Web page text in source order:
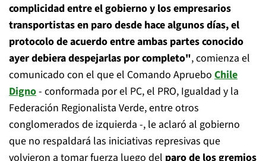
complicidad entre el gobierno y los empresarios
transportistas en paro desde hace algunos días, el
protocolo de acuerdo entre ambas partes conocido
ayer debiera despejarlas por completo", comienza el
comunicado con el que el Comando Apruebo Chile
Digno- conformada por el PC, el PRO, Igualdad y la
Federación Regionalista Verde, entre otros
conglomerados de izquierda -, le aclaró al gobierno
que no respaldará las iniciativas represivas que
volvieron a tomar fuerza luego del paro de los gremios